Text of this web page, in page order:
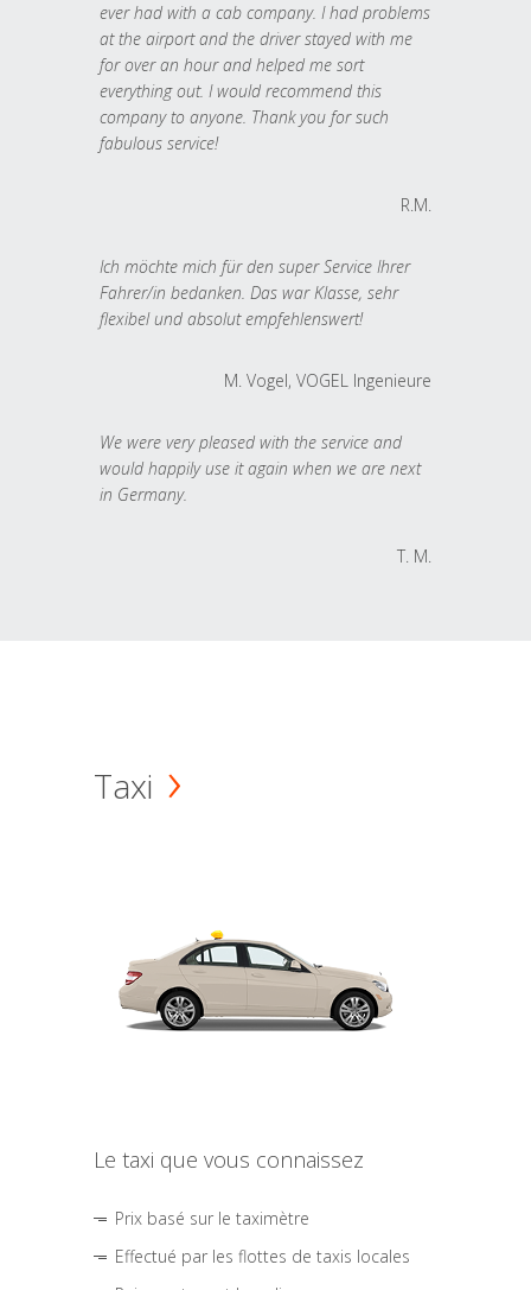
ever had with a cab company. I had problems
at the airport and the driver stayed with me
for over an hour and helped me sort
everything out. I would recommend this
company to anyone. Thank you for such
fabulous service!
R.M.
Ich möchte mich für den super Service Ihrer
Fahrer/in bedanken. Das war Klasse, sehr
flexibel und absolut empfehlenswert!
M. Vogel, VOGEL Ingenieure
We were very pleased with the service and
would happily use it again when we are next
in Germany.
T. M.
Taxi
Le taxi que vous connaissez
Prix basé sur le taximètre
Effectué par les flottes de taxis locales